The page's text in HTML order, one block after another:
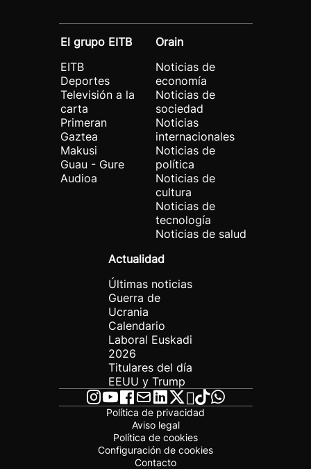
El grupo EITB
EITB
Deportes
Televisión a la
carta
Primeran
Gaztea
Makusi
Guau - Gure
Audioa
Orain
Noticias de
economía
Noticias de
sociedad
Noticias
internacionales
Noticias de
política
Noticias de
cultura
Noticias de
tecnología
Noticias de salud
Actualidad
Últimas noticias
Guerra de
Ucrania
Calendario
Laboral Euskadi
2026
Titulares del día
EEUU y Trump
Política de privacidad
Aviso legal
Política de cookies
Configuración de cookies
Contacto